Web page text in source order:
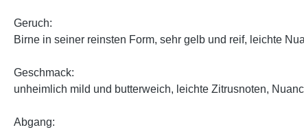
Geruch:
Birne in seiner reinsten Form, sehr gelb und reif, leichte
Geschmack:
unheimlich mild und butterweich, leichte Zitrusnoten,
Abgang: